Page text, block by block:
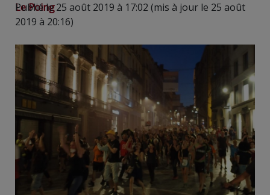
Le Poing
Publié le 25 août 2019 à 17:02 (mis à jour le 25 août
2019 à 20:16)